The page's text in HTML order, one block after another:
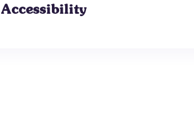
Accessibility